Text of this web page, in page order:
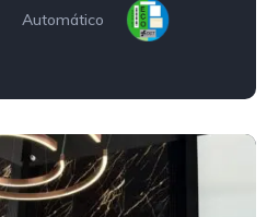
Automático